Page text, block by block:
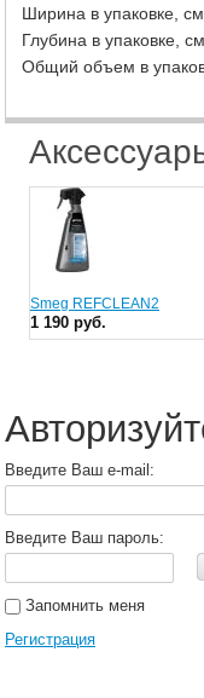
Ширина в упаковке, см
Глубина в упаковке, см
Общий объем в
Smeg REFCLEAN2
1 190 руб.
Введите Ваш e-mail:
Введите Ваш пароль:
Запомнить меня
Регистрация